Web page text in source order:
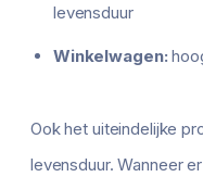
levensduur
Winkelwagen:
Ook het uiteindelijke
levensduur. Wanneer